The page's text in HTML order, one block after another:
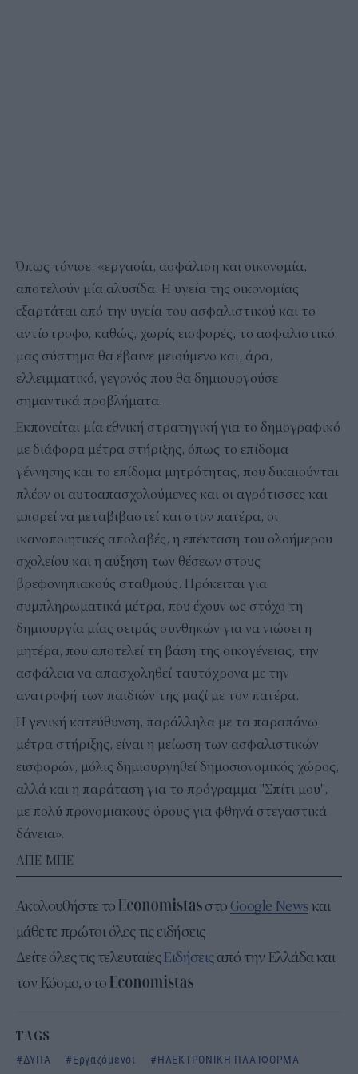
Όπως τόνισε, «εργασία, ασφάλιση και οικονομία,
αποτελούν μία αλυσίδα. Η υγεία της οικονομίας
εξαρτάται από την υγεία του ασφαλιστικού και το
αντίστροφο, καθώς, χωρίς εισφορές, το ασφαλιστικό
μας σύστημα θα έβαινε μειούμενο και, άρα,
ελλειμματικό, γεγονός που θα δημιουργούσε
σημαντικά προβλήματα.
Εκπονείται μία εθνική στρατηγική για το δημογραφικό
με διάφορα μέτρα στήριξης, όπως το επίδομα
γέννησης και το επίδομα μητρότητας, που δικαιούνται
πλέον οι αυτοαπασχολούμενες και οι αγρότισσες και
μπορεί να μεταβιβαστεί και στον πατέρα, οι
ικανοποιητικές απολαβές, η επέκταση του ολοήμερου
σχολείου και η αύξηση των θέσεων στους
βρεφονηπιακούς σταθμούς. Πρόκειται για
συμπληρωματικά μέτρα, που έχουν ως στόχο τη
δημιουργία μίας σειράς συνθηκών για να νιώσει η
μητέρα, που αποτελεί τη βάση της οικογένειας, την
ασφάλεια να απασχοληθεί ταυτόχρονα με την
ανατροφή των παιδιών της μαζί με τον πατέρα.
Η γενική κατεύθυνση, παράλληλα με τα παραπάνω
μέτρα στήριξης, είναι η μείωση των ασφαλιστικών
εισφορών, μόλις δημιουργηθεί δημοσιονομικός χώρος,
αλλά και η παράταση για το πρόγραμμα "Σπίτι μου",
με πολύ προνομιακούς όρους για φθηνά στεγαστικά
δάνεια».
ΑΠΕ-ΜΠΕ
Ακολουθήστε το στο Google Newsκαι
μάθετε πρώτοι όλες τις ειδήσεις
Δείτε όλες τις τελευταίεςΕιδήσειςαπό την Ελλάδα και
τον Κόσμο, στο
TAGS
ΔΥΠΑ
Εργαζόμενοι
ΗΛΕΚΤΡΟΝΙΚΗ ΠΛΑΤΦΟΡΜΑ